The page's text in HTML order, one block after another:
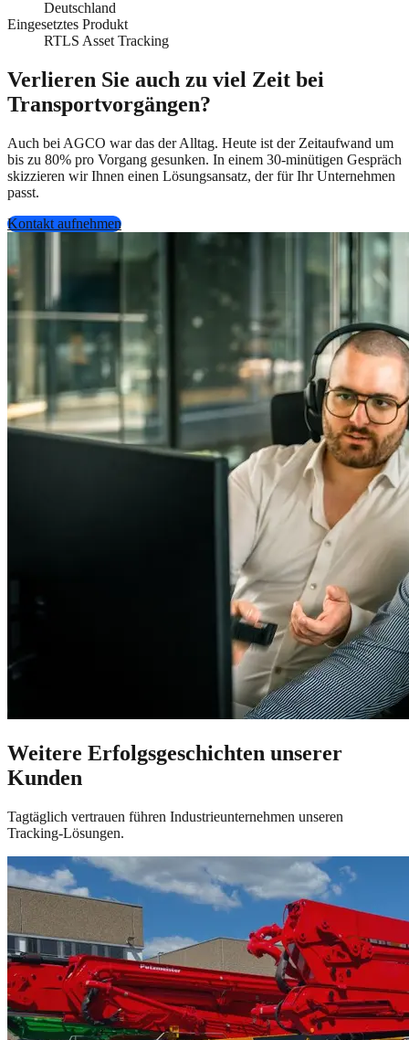
Deutschland
Eingesetztes Produkt
RTLS Asset Tracking
Verlieren Sie auch zu viel Zeit bei
Transportvorgängen?
Auch bei AGCO war das der Alltag. Heute ist der Zeitaufwand um
bis zu 80% pro Vorgang gesunken. In einem 30-minütigen Gespräch
skizzieren wir Ihnen einen Lösungsansatz, der für Ihr Unternehmen
passt.
Kontakt aufnehmen
Weitere Erfolgsgeschichten unserer
Kunden
Tagtäglich vertrauen führen Industrieunternehmen unseren
Tracking-Lösungen.